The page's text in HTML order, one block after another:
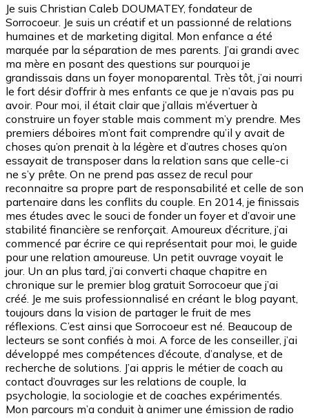
Je suis Christian Caleb DOUMATEY, fondateur de
Sorrocoeur. Je suis un créatif et un passionné de relations
humaines et de marketing digital. Mon enfance a été
marquée par la séparation de mes parents. J’ai grandi avec
ma mère en posant des questions sur pourquoi je
grandissais dans un foyer monoparental. Très tôt, j’ai nourri
le fort désir d’offrir à mes enfants ce que je n’avais pas pu
avoir. Pour moi, il était clair que j’allais m’évertuer à
construire un foyer stable mais comment m’y prendre. Mes
premiers déboires m’ont fait comprendre qu’il y avait de
choses qu’on prenait à la légère et d’autres choses qu’on
essayait de transposer dans la relation sans que celle-ci
ne s’y prête. On ne prend pas assez de recul pour
reconnaitre sa propre part de responsabilité et celle de son
partenaire dans les conflits du couple. En 2014, je finissais
mes études avec le souci de fonder un foyer et d’avoir une
stabilité financière se renforçait. Amoureux d’écriture, j’ai
commencé par écrire ce qui représentait pour moi, le guide
pour une relation amoureuse. Un petit ouvrage voyait le
jour. Un an plus tard, j’ai converti chaque chapitre en
chronique sur le premier blog gratuit Sorrocoeur que j’ai
créé. Je me suis professionnalisé en créant le blog payant,
toujours dans la vision de partager le fruit de mes
réflexions. C’est ainsi que Sorrocoeur est né. Beaucoup de
lecteurs se sont confiés à moi. A force de les conseiller, j’ai
développé mes compétences d’écoute, d’analyse, et de
recherche de solutions. J’ai appris le métier de coach au
contact d’ouvrages sur les relations de couple, la
psychologie, la sociologie et de coaches expérimentés.
Mon parcours m’a conduit à animer une émission de radio